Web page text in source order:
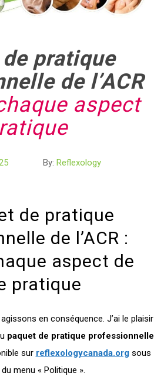
pratique
de l’ACR
aspect
By: Reflexology
de pratique
de l’ACR :
aspect de
pratique
en conséquence. J’ai le plaisir
paquet de pratique professionnelle
sur reflexologycanada.orgsous
menu « Politique ».